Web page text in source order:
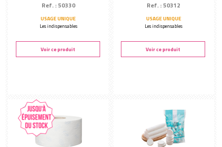
Ref. : 50330
USAGE UNIQUE
Les indispensables
Voir ce produit
Ref. : 50312
USAGE UNIQUE
Les indispensables
Voir ce produit